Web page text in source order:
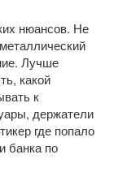
нюансов. Не
Лучше
какой
к
держатели
где попало
банка по